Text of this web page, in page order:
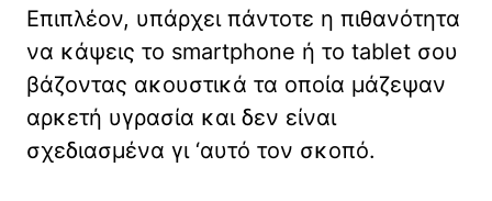
Επιπλέον, υπάρχει πάντοτε η πιθανότητα
να κάψεις το smartphone ή το tablet σου
βάζοντας ακουστικά τα οποία μάζεψαν
αρκετή υγρασία και δεν είναι
σχεδιασμένα γι ‘αυτό τον σκοπό.